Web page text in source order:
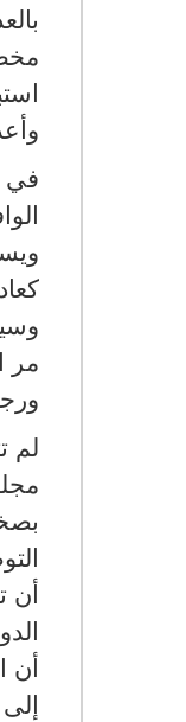
في
مر
لم
أن
أن